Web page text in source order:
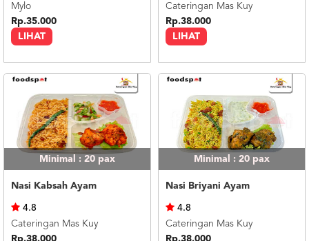
LIHAT
Mylo
Rp.35.000
LIHAT
Cateringan Mas Kuy
Rp.38.000
Minimal : 20 pax
Nasi Kabsah Ayam
4.8
Cateringan Mas Kuy
Rp.38.000
Minimal : 20 pax
Nasi Briyani Ayam
4.8
Cateringan Mas Kuy
Rp.38.000